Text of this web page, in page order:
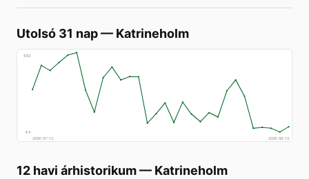
Utolsó 31 nap— Katrineholm
€83
€4
2026-07-12
2026-08-10
12 havi árhistorikum— Katrineholm